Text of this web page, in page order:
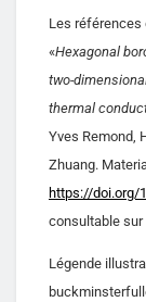
Les références
«Hexagonal
two-
thermal
Yves Remond,
Zhuang.
https://doi.org/
consultable sur
Légende